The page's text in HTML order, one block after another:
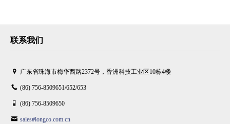
联系我们
广东省珠海市梅华西路2372号，香洲科技工业区10栋4楼
(86) 756-8509651/652/653
(86) 756-8509650
sales#longco.com.cn